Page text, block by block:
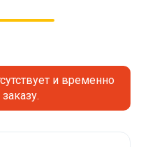
и временно